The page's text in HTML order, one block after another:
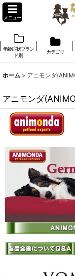
メニュー
年齢症状ブラン
ド別
カテゴリ
ホーム > アニモンダ
アニモンダ